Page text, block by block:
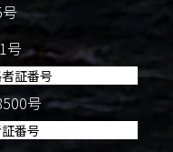
号
証番号
号
番号